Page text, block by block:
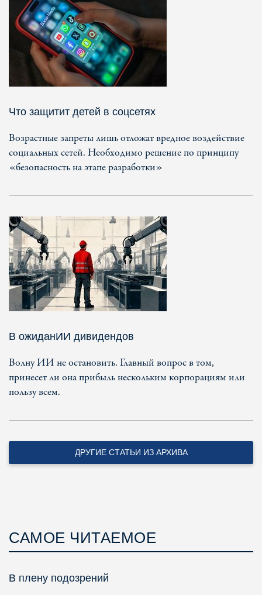
Что защитит детей в соцсетях
Возрастные запреты лишь отложат вредное воздействие
социальных сетей. Необходимо решение по принципу
«безопасность на этапе разработки»
В ожиданИИ дивидендов
Волну ИИ не остановить. Главный вопрос в том,
принесет ли она прибыль нескольким корпорациям или
пользу всем.
ДРУГИЕ СТАТЬИ ИЗ АРХИВА
САМОЕ ЧИТАЕМОЕ
В плену подозрений